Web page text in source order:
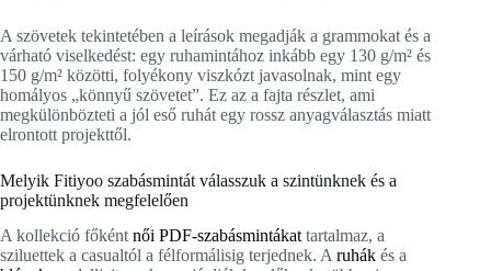
A szövetek tekintetében a leírások megadják a grammokat és a
várható viselkedést: egy ruhamintához inkább egy 130 g/m² és
150 g/m² közötti, folyékony viszkózt javasolnak, mint egy
homályos „könnyű szövetet”. Ez az a fajta részlet, ami
megkülönbözteti a jól eső ruhát egy rossz anyagválasztás miatt
elrontott projekttől.
Melyik Fitiyoo szabásmintát válasszuk a szintünknek és a
projektünknek megfelelően
A kollekció főként női PDF-szabásmintákat tartalmaz, a
sziluettek a casualtól a félformálisig terjednek. A ruhák és a